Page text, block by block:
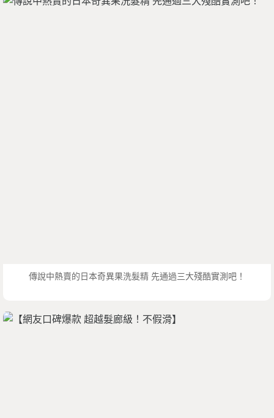
傳說中熱賣的日本奇異果洗髮精 先通過三大殘酷實測吧！